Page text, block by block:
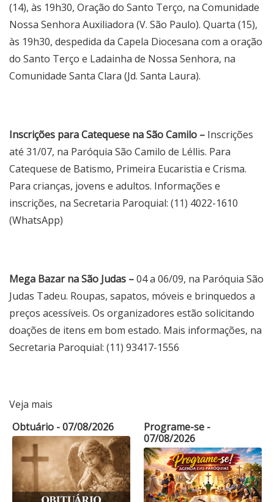
(14), às 19h30, Oração do Santo Terço, na Comunidade
Nossa Senhora Auxiliadora (V. São Paulo). Quarta (15),
às 19h30, despedida da Capela Diocesana com a oração
do Santo Terço e Ladainha de Nossa Senhora, na
Comunidade Santa Clara (Jd. Santa Laura).
Inscrições para Catequese na São Camilo – Inscrições
até 31/07, na Paróquia São Camilo de Léllis. Para
Catequese de Batismo, Primeira Eucaristia e Crisma.
Para crianças, jovens e adultos. Informações e
inscrições, na Secretaria Paroquial: (11) 4022-1610
(WhatsApp)
Mega Bazar na São Judas –04 a 06/09, na Paróquia São
Judas Tadeu. Roupas, sapatos, móveis e brinquedos a
preços acessíveis. Os organizadores estão solicitando
doações de itens em bom estado. Mais informações, na
Secretaria Paroquial: (11) 93417-1556
Veja mais
Obtuário - 07/08/2026
Programe-se -
07/08/2026